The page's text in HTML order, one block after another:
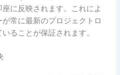
に反映されます。これによ
常に最新のプロジェクトロ
ることが保証されます。